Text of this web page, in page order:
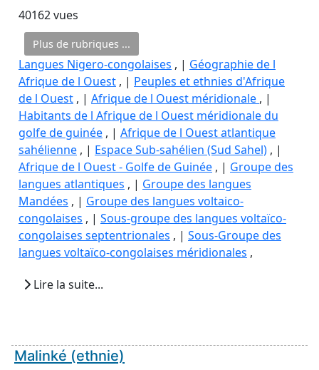
40162 vues
Plus de rubriques ...
Langues Nigero-congolaises , | Géographie de l
Afrique de l Ouest , | Peuples et ethnies d'Afrique
de l Ouest , | Afrique de l Ouest méridionale , |
Habitants de l Afrique de l Ouest méridionale du
golfe de guinée , | Afrique de l Ouest atlantique
sahélienne , | Espace Sub-sahélien (Sud Sahel) , |
Afrique de l Ouest - Golfe de Guinée , | Groupe des
langues atlantiques , | Groupe des langues
Mandées , | Groupe des langues voltaico-
congolaises , | Sous-groupe des langues voltaïco-
congolaises septentrionales , | Sous-Groupe des
langues voltaïco-congolaises méridionales ,
Lire la suite...
Malinké (ethnie)